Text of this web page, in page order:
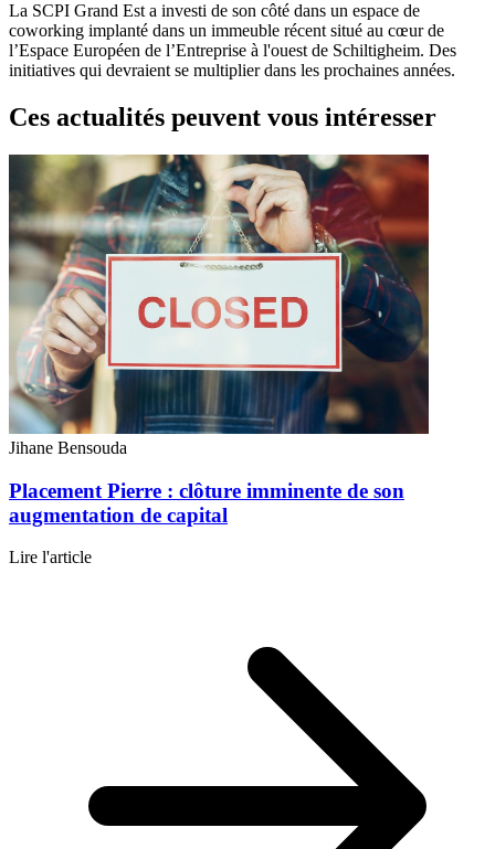
La SCPI Grand Est a investi de son côté dans un espace de
coworking implanté dans un immeuble récent situé au cœur de
l’Espace Européen de l’Entreprise à l'ouest de Schiltigheim. Des
initiatives qui devraient se multiplier dans les prochaines années.
Ces actualités peuvent vous intéresser
Jihane Bensouda
Placement Pierre : clôture imminente de son
augmentation de capital
Lire l'article